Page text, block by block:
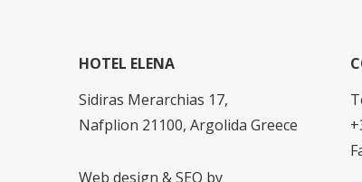
HOTEL ELENA
Sidiras Merarchias 17,
Nafplion 21100, Argolida Greece
Web design & SEO by